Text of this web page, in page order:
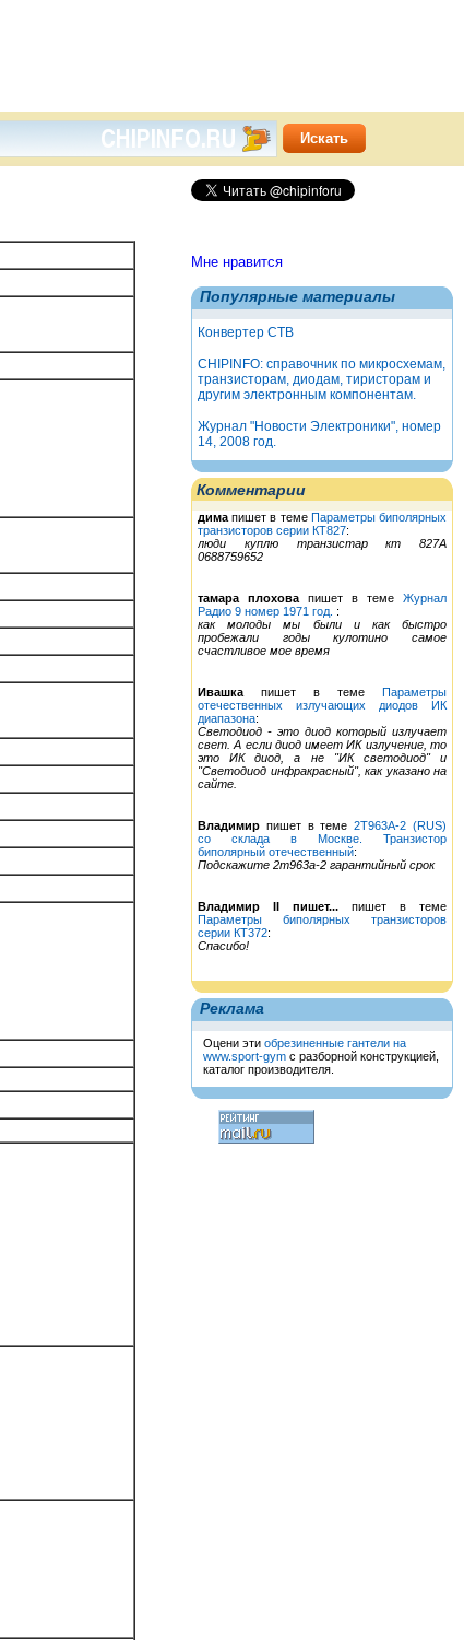
Мне нравится
Популярные материалы
Конвертер СТВ
CHIPINFO: справочник по микросхемам,
транзисторам, диодам, тиристорам и
другим электронным компонентам.
Журнал "Новости Электроники", номер
14, 2008 год.
Комментарии
дима пишет в теме Параметры биполярных
транзисторов серии КТ827:
люди куплю транзистар кт 827А
0688759652
тамара плохова пишет в теме Журнал
Радио 9 номер 1971 год. :
как молоды мы были и как быстро
пробежали годы кулотино самое
счастливое мое время
Ивашка пишет в теме Параметры
отечественных излучающих диодов ИК
диапазона:
Светодиод - это диод который излучает
свет. А если диод имеет ИК излучение, то
это ИК диод, а не "ИК светодиод" и
"Светодиод инфракрасный", как указано на
сайте.
Владимир пишет в теме2Т963А-2 (RUS)
со склада в Москве. Транзистор
биполярный отечественный:
Подскажите 2т963а-2 гарантийный срок
Владимир II пишет... пишет в теме
Параметры биполярных транзисторов
серии КТ372:
Спасибо!
Реклама
Оцени эти обрезиненные гантели на
www.sport-gym с разборной конструкцией,
каталог производителя.